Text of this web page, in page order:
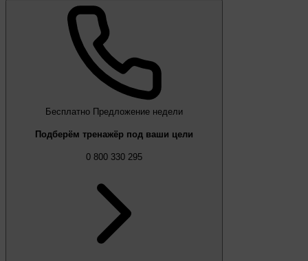
Бесплатно Предложение недели
Подберём тренажёр под ваши цели
0 800 330 295